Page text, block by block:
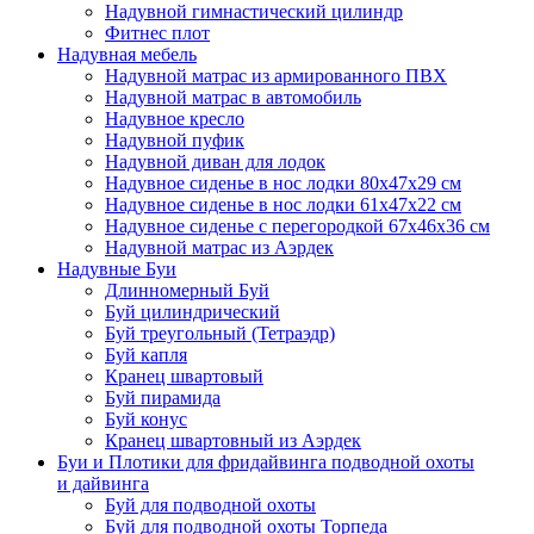
Надувной гимнастический цилиндр
Фитнес плот
Надувная мебель
Надувной матрас из армированного ПВХ
Надувной матрас в автомобиль
Надувное кресло
Надувной пуфик
Надувной диван для лодок
Надувное сиденье в нос лодки 80х47х29 см
Надувное сиденье в нос лодки 61х47х22 см
Надувное сиденье с перегородкой 67х46х36 см
Надувной матрас из Аэрдек
Надувные Буи
Длинномерный Буй
Буй цилиндрический
Буй треугольный (Тетраэдр)
Буй капля
Кранец швартовый
Буй пирамида
Буй конус
Кранец швартовный из Аэрдек
Буи и Плотики для фридайвинга подводной охоты
и дайвинга
Буй для подводной охоты
Буй для подводной охоты Торпеда